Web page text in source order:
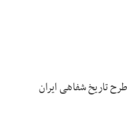
تاریخ شفاهی ایران